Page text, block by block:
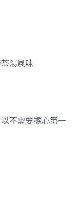
湯風味
不需要擔心第一